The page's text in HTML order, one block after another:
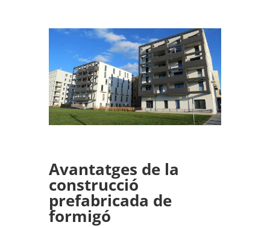
Avantatges de la
construcció
prefabricada de
formigó